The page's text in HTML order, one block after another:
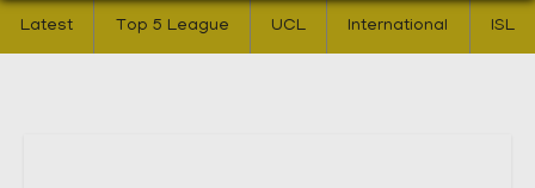
Latest Top 5 League UCL International ISL